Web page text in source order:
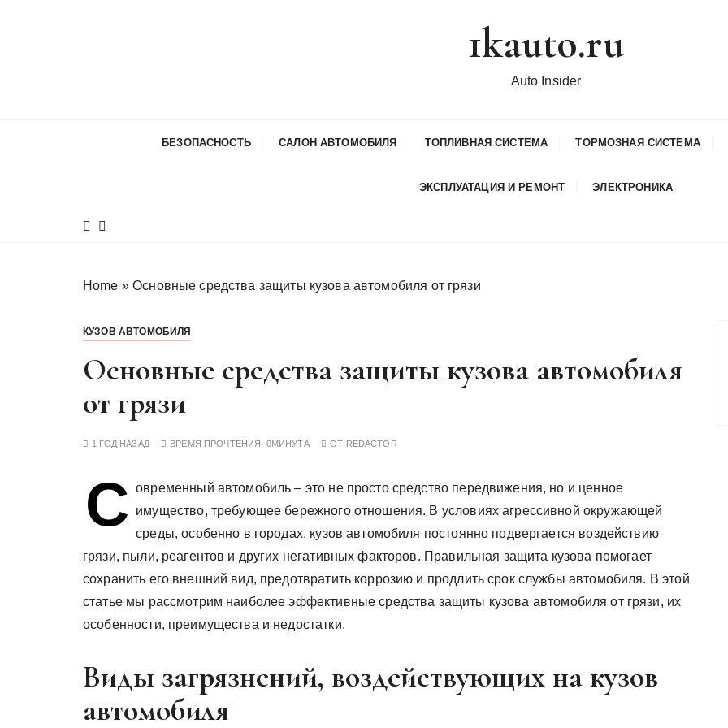
1kauto.ru
Auto Insider
БЕЗОПАСНОСТЬ САЛОН АВТОМОБИЛЯ ТОПЛИВНАЯ СИСТЕМА ТОРМОЗНАЯ СИСТЕМА
ЭКСПЛУАТАЦИЯ И РЕМОНТ ЭЛЕКТРОНИКА
Home »Основные средства защиты кузова автомобиля от грязи
КУЗОВ АВТОМОБИЛЯ
Основные средства защиты кузова автомобиля
от грязи
1 ГОД НАЗАД ВРЕМЯ ПРОЧТЕНИЯ: 0МИНУТА ОТ REDACTOR
С овременный автомобиль – это не просто средство передвижения, но и ценное
имущество, требующее бережного отношения. В условиях агрессивной окружающей
среды, особенно в городах, кузов автомобиля постоянно подвергается воздействию
грязи, пыли, реагентов и других негативных факторов. Правильная защита кузова помогает
сохранить его внешний вид, предотвратить коррозию и продлить срок службы автомобиля. В этой
статье мы рассмотрим наиболее эффективные средства защиты кузова автомобиля от грязи, их
особенности, преимущества и недостатки.
Виды загрязнений, воздействующих на кузов
автомобиля